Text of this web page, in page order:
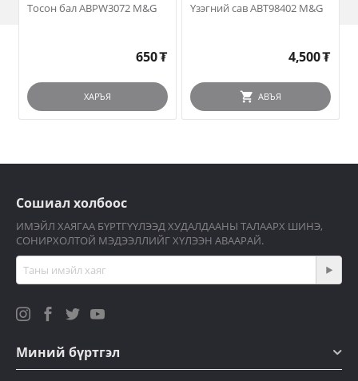
Тосон бал ABPW3072 М&G
650₮
ХАРЪЯ
Үзэгний сав ABT98402 M&G
4,500₮
АВЪЯ
Сошиал холбоос
ИМЭЙЛ ХАЯГАА БҮРТГҮҮЛЭЭД ХУДАЛДААНЫ ТАЛААРХ ШИНЭ,
СОНИРХОЛТОЙ МЭДЭЭЛЛИЙГ ХҮЛЭЭН АВААРАЙ.
Миний бүртгэл